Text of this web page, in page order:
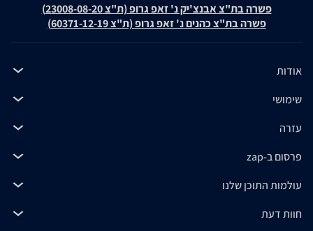
פשרה בת"צ אבנצ'יק נ' זאפ גרופ (ת"צ 23008-08-20)
פשרה בת"צ כהנים נ' זאפ גרופ (ת"צ 60371-12-19)
אודות
שימושי
עזרה
פרסום ב-zap
עולמות התוכן שלנו
חוות דעת